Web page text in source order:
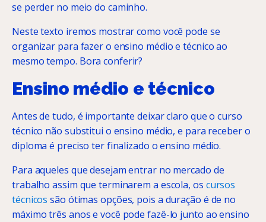
se perder no meio do caminho.
Neste texto iremos mostrar como você pode se
organizar para fazer o ensino médio e técnico ao
mesmo tempo. Bora conferir?
Ensino médio e técnico
Antes de tudo, é importante deixar claro que o curso
técnico não substitui o ensino médio, e para receber o
diploma é preciso ter finalizado o ensino médio.
Para aqueles que desejam entrar no mercado de
trabalho assim que terminarem a escola, os cursos
técnicos são ótimas opções, pois a duração é de no
máximo três anos e você pode fazê-lo junto ao ensino